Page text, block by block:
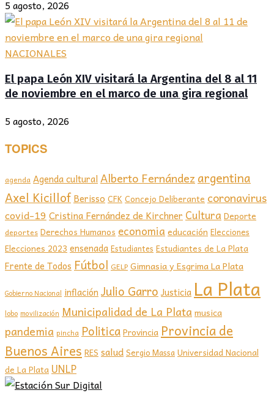
5 agosto, 2026
NACIONALES
El papa León XIV visitará la Argentina del 8 al 11
de noviembre en el marco de una gira regional
5 agosto, 2026
TOPICS
agenda Agenda culturalAlberto Fernández argentina
Axel Kicillof Berisso CFKConcejo Deliberante coronavirus
covid-19 Cristina Fernández de Kirchner Cultura Deporte
deportes Derechos Humanos economia educación Elecciones
Elecciones 2023 ensenada Estudiantes Estudiantes de La Plata
Frente de Todos Fútbol GELP Gimnasia y Esgrima La Plata
Gobierno Nacional inflación Julio Garro Justicia La Plata
lobo movilización Municipalidad de La Plata musica
pandemia pincha PoliticaProvincia Provincia de
Buenos Aires RES saludSergio MassaUniversidad Nacional
de La Plata UNLP